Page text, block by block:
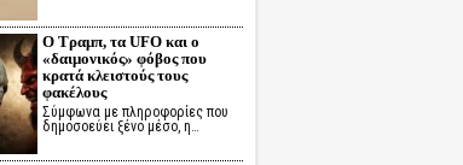
Ο Τραμπ, τα UFO και ο
«δαιμονικός» φόβος που
κρατά κλειστούς τους
φακέλους
Σύμφωνα με πληροφορίες που
δημοσοεύει ξένο μέσο, η…